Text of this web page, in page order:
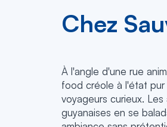
Chez
À l'angle d'une rue
food créole à l'état pur
voyageurs curieux.
guyanaises en se